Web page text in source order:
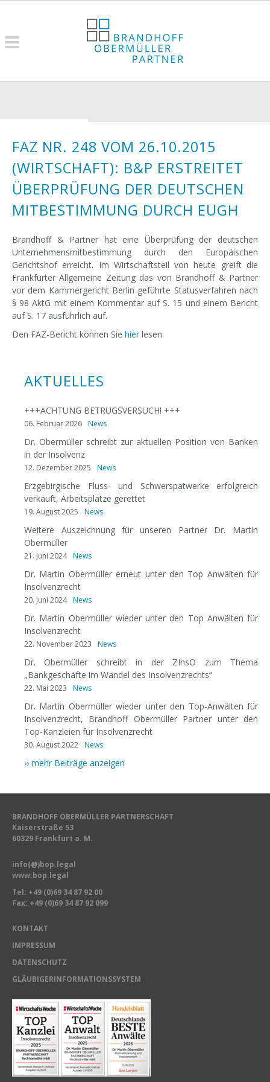
FAZ NR. 248 VOM 26.10.2015
(WIRTSCHAFT): B&P ERSTREITET
ÜBERPRÜFUNG DER DEUTSCHEN
MITBESTIMMUNG DURCH EUGH
Brandhoff & Partner hat eine Überprüfung der deutschen
Unternehmensmitbestimmung durch den Europäischen
Gerichtshof erreicht. Im Wirtschaftsteil von heute greift die
Frankfurter Allgemeine Zeitung das von Brandhoff & Partner
vor dem Kammergericht Berlin geführte Statusverfahren nach
§ 98 AktG mit einem Kommentar auf S. 15 und einem Bericht
auf S. 17 ausführlich auf.
Den FAZ-Bericht können Sie hierlesen.
AKTUELLES
+++ACHTUNG BETRUGSVERSUCH! +++
06. Februar 2026 News
Dr. Obermüller schreibt zur aktuellen Position von Banken
in der Insolvenz
12. Dezember 2025 News
Erzgebirgische Fluss- und Schwerspatwerke erfolgreich
verkauft, Arbeitsplätze gerettet
19. August 2025 News
Weitere Auszeichnung für unseren Partner Dr. Martin
Obermüller
21. Juni 2024 News
Dr. Martin Obermüller erneut unter den Top Anwälten für
Insolvenzrecht
20. Juni 2024 News
Dr. Martin Obermüller wieder unter den Top Anwälten für
Insolvenzrecht
22. November 2023 News
Dr. Obermüller schreibt in der ZInsO zum Thema
„Bankgeschäfte im Wandel des Insolvenzrechts“
22. Mai 2023 News
Dr. Martin Obermüller wieder unter den Top-Anwälten für
Insolvenzrecht, Brandhoff Obermüller Partner unter den
Top-Kanzleien für Insolvenzrecht
30. August 2022 News
›› mehr Beiträge anzeigen
BRANDHOFF OBERMÜLLER PARTNERSCHAFT
Kaiserstraße 53
60329 Frankfurt a. M.
info(@)bop.legal
www.bop.legal
Tel: +49 (0)69 34 87 92 00
Fax: +49 (0)69 34 87 92 099
KONTAKT
IMPRESSUM
DATENSCHUTZ
GLÄUBIGERINFORMATIONSSYSTEM